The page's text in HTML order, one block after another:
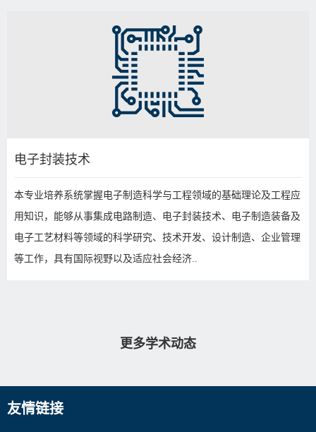
电子封装技术
本专业培养系统掌握电子制造科学与工程领域的基础理论及工程应
用知识，能够从事集成电路制造、电子封装技术、电子制造装备及
电子工艺材料等领域的科学研究、技术开发、设计制造、企业管理
等工作，具有国际视野以及适应社会经济..
更多学术动态
友情链接